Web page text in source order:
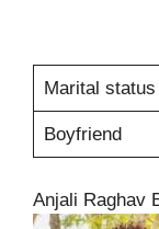
Marital status
Boyfriend
Anjali Raghav